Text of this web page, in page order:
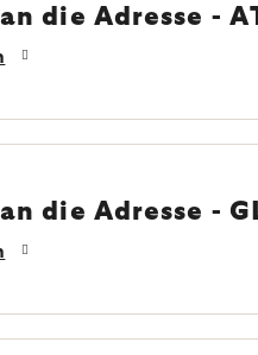
die Adresse -
die Adresse -